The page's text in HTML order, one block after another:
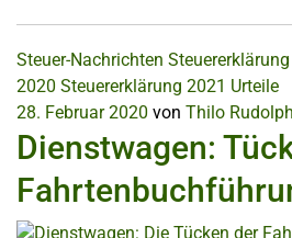
Steuer-Nachrichten
2020 Steuererklärung 2021 Urteile
28. Februar 2020 von Thilo Rudolph
Dienstwagen: